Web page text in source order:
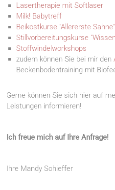
Lasertherapie mit Softlaser
Milk! Babytreff
Beikostkurse "Allererste Sahne"
Stillvorbereitungskurse
Stoffwindelworkshops
zudem können Sie bei mir den
Beckenbodentraining mit
Gerne können Sie sich hier auf
Leistungen informieren!
Ich freue mich auf Ihre Anfrage!
Ihre Mandy Schieffer